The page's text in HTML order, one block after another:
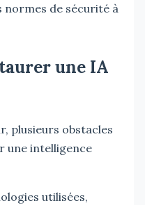
de sécurité à
une IA
plusieurs obstacles
une intelligence
utilisées,